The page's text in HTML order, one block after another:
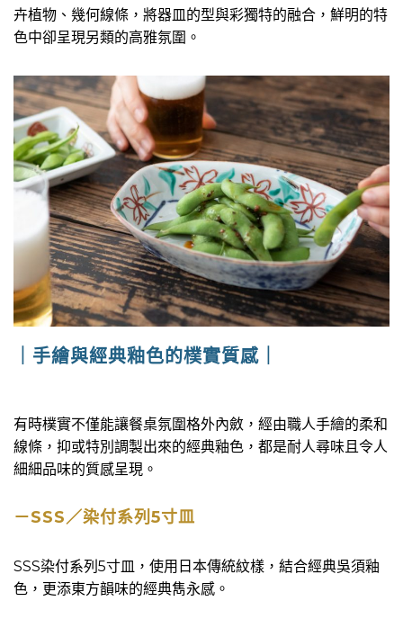
卉植物、幾何線條，將器皿的型與彩獨特的融合，鮮明的特
色中卻呈現另類的高雅氛圍。
｜手繪與經典釉色的樸實質感｜
有時樸實不僅能讓餐桌氛圍格外內斂，經由職人手繪的柔和
線條，抑或特別調製出來的經典釉色，都是耐人尋味且令人
細細品味的質感呈現。
－SSS／染付系列5寸皿
SSS染付系列5寸皿，使用日本傳統紋樣，結合經典吳須釉
色，更添東方韻味的經典雋永感。